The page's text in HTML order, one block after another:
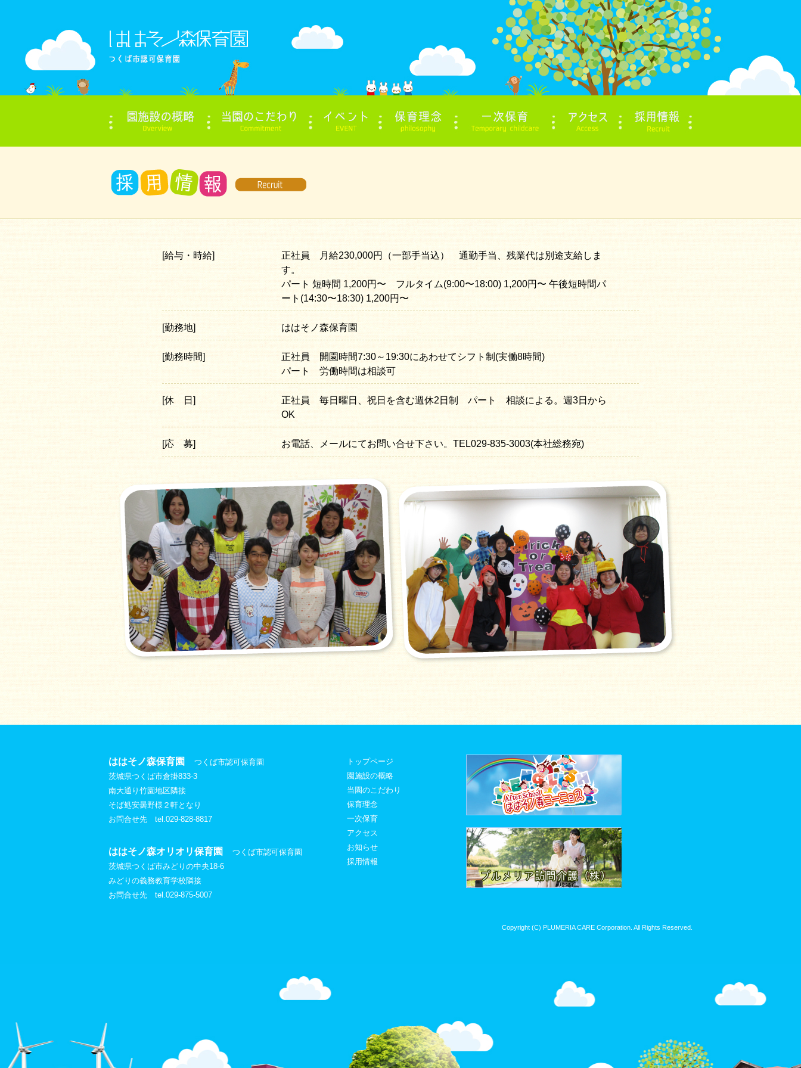
[給与・時給]
正社員 月給230,000円（一部手当込） 通勤手当、残業代は別途支給しま
す。
パート 短時間 1,200円〜 フルタイム(9:00〜18:00) 1,200円〜 午後短時間パ
ート(14:30〜18:30) 1,200円〜
[勤務地] ははそノ森保育園
[勤務時間]
正社員 開園時間7:30～19:30にあわせてシフト制(実働8時間)
パート 労働時間は相談可
[休 日]
正社員 毎日曜日、祝日を含む週休2日制 パート 相談による。週3日から
OK
[応 募] お電話、メールにてお問い合せ下さい。TEL029-835-3003(本社総務宛)
ははそノ森保育園
つくば市認可保育園
茨城県つくば市倉掛833-3
南大通り竹園地区隣接
そば処安曇野様２軒となり
お問合せ先 tel.029-828-8817
ははそノ森オリオリ保育園
つくば市認可保育園
茨城県つくば市みどりの中央18-6
みどりの義務教育学校隣接
お問合せ先 tel.029-875-5007
トップページ
園施設の概略
当園のこだわり
保育理念
一次保育
アクセス
お知らせ
採用情報
Copyright (C) PLUMERIA CARE Corporation. All Rights Reserved.